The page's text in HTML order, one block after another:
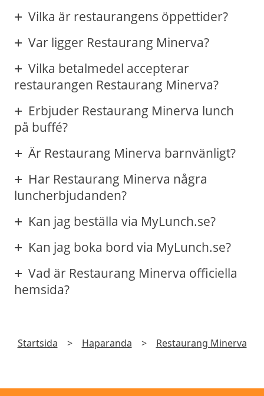
Vilka är restaurangens öppettider?
Var ligger Restaurang Minerva?
Vilka betalmedel accepterar
restaurangen Restaurang Minerva?
Erbjuder Restaurang Minerva lunch
på buffé?
Är Restaurang Minerva barnvänligt?
Har Restaurang Minerva några
luncherbjudanden?
Kan jag beställa via MyLunch.se?
Kan jag boka bord via MyLunch.se?
Vad är Restaurang Minerva officiella
hemsida?
Startsida > Haparanda > Restaurang Minerva